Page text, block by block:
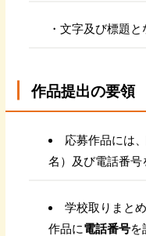
・文字及び標題
作品提出の要領
応募作品には
名）及び電話番号
学校取りまと
作品に電話番号を